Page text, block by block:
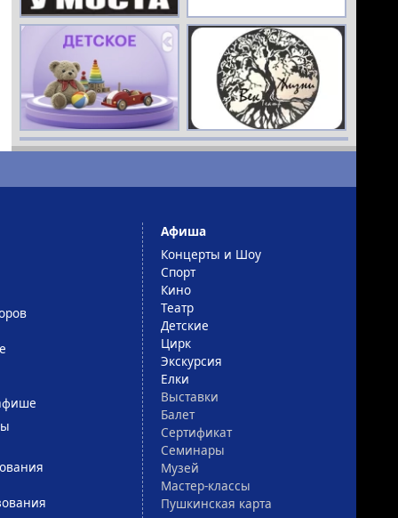
РЕКЛАМА 16+ РЕКЛАМА 16+
Афиша
Концерты и Шоу
Спорт
Кино
Театр
Детские
Цирк
Экскурсия
Елки
Выставки
Балет
Сертификат
Семинары
Музей
Мастер-классы
Пушкинская карта